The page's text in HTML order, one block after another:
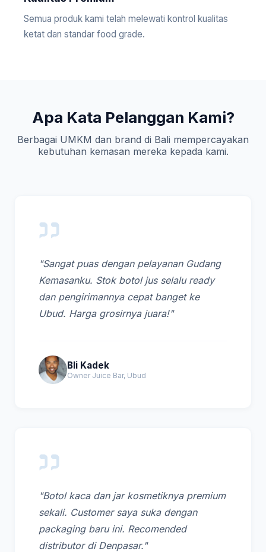
Semua produk kami telah melewati kontrol kualitas
ketat dan standar food grade.
Apa Kata Pelanggan Kami?
Berbagai UMKM dan brand di Bali mempercayakan
kebutuhan kemasan mereka kepada kami.
"Sangat puas dengan pelayanan Gudang
Kemasanku. Stok botol jus selalu ready
dan pengirimannya cepat banget ke
Ubud. Harga grosirnya juara!"
Bli Kadek
Owner Juice Bar, Ubud
"Botol kaca dan jar kosmetiknya premium
sekali. Customer saya suka dengan
packaging baru ini. Recomended
distributor di Denpasar."